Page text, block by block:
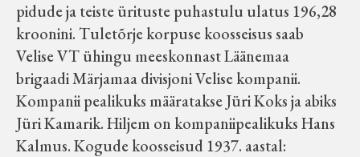
pidude ja teiste ürituste puhastulu ulatus 196,28
kroonini. Tuletõrje korpuse koosseisus saab
Velise VT ühingu meeskonnast Läänemaa
brigaadi Märjamaa divisjoni Velise kompanii.
Kompanii pealikuks määratakse Jüri Koks ja abiks
Jüri Kamarik. Hiljem on kompaniipealikuks Hans
Kalmus. Kogude koosseisud 1937. aastal: